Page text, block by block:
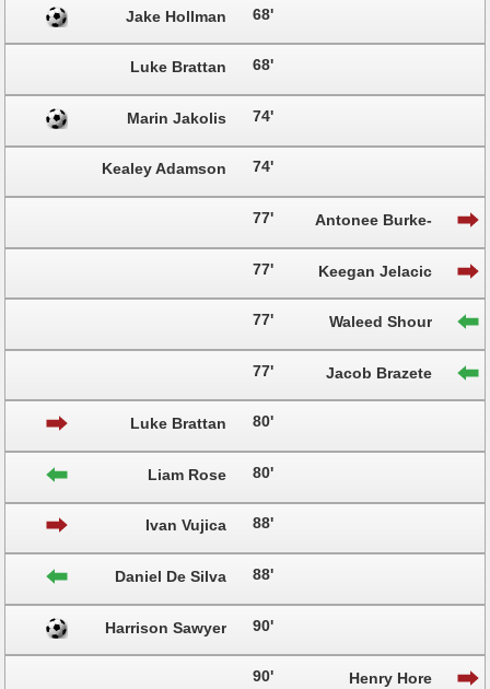
68'
Jake Hollman
68'
Luke Brattan
74'
Marin Jakolis
74'
Kealey Adamson
Antonee Burke-
77'
Keegan Jelacic
77'
Waleed Shour
77'
Jacob Brazete
77'
80'
Luke Brattan
80'
Liam Rose
88'
Ivan Vujica
88'
Daniel De Silva
90'
Harrison Sawyer
Henry Hore
90'